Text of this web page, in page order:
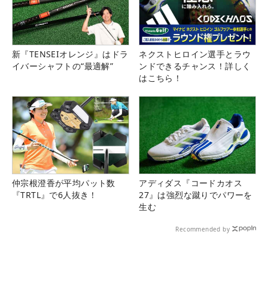
新『TENSEIオレンジ』はドラ
イバーシャフトの“最適解”
ネクストヒロイン選手とラウ
ンドできるチャンス！詳しく
はこちら！
仲宗根澄香が平均パット数
『TRTL』で6人抜き！
アディダス『コードカオス
27』は強烈な蹴りでパワーを
生む
Recommended by